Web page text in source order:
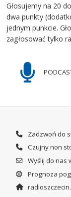
Głosujemy na 20
dwa punkty
jednym punkcie.
zagłosować tylko
Zadzwoń do
Czujny non
Wyślij do nas
Prognoza